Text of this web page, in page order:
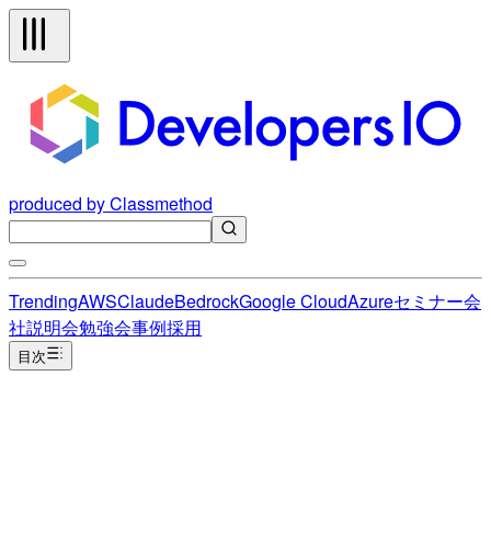
produced by Classmethod
TrendingAWSClaudeBedrockGoogle CloudAzureセミナー会
社説明会勉強会事例採用
目次